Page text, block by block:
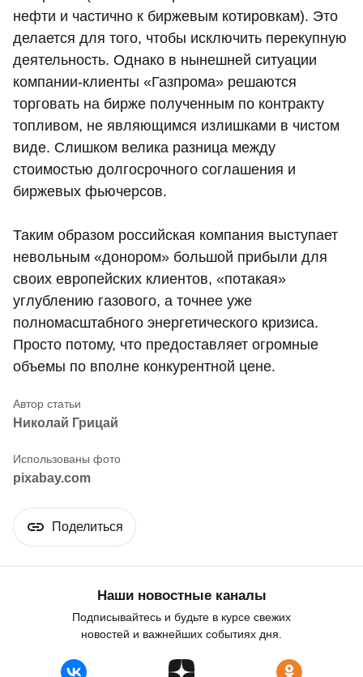
нефти и частично к биржевым котировкам). Это
делается для того, чтобы исключить перекупную
деятельность. Однако в нынешней ситуации
компании-клиенты «Газпрома» решаются
торговать на бирже полученным по контракту
топливом, не являющимся излишками в чистом
виде. Слишком велика разница между
стоимостью долгосрочного соглашения и
биржевых фьючерсов.
Таким образом российская компания выступает
невольным «донором» большой прибыли для
своих европейских клиентов, «потакая»
углублению газового, а точнее уже
полномасштабного энергетического кризиса.
Просто потому, что предоставляет огромные
объемы по вполне конкурентной цене.
Николай Грицай
pixabay.com
Поделиться
Наши новостные каналы
Подписывайтесь и будьте в курсе свежих
новостей и важнейших событиях дня.